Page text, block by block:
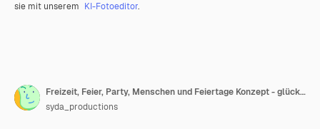
sie mit unserem KI-Fotoeditor.
Freizeit, Feier, Party, Menschen und Feiertage Konzept - glückliche Freunde klingelnde Getränke in einer Bar oder einem Café
syda_productions